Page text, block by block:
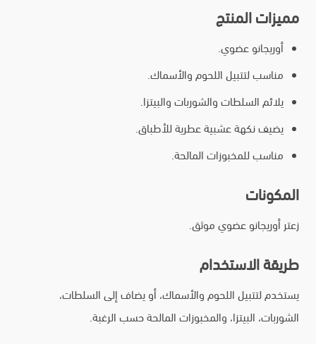
مميزات المنتج
أوريجانو عضوي.
مناسب لتتبيل اللحوم والأسماك.
يلائم السلطات والشوربات والبيتزا.
يضيف نكهة عشبية عطرية للأطباق.
مناسب للمخبوزات المالحة.
المكونات
زعتر أوريجانو عضوي موثق.
طريقة الاستخدام
يستخدم لتتبيل اللحوم والأسماك، أو يضاف إلى السلطات،
الشوربات، البيتزا، والمخبوزات المالحة حسب الرغبة.